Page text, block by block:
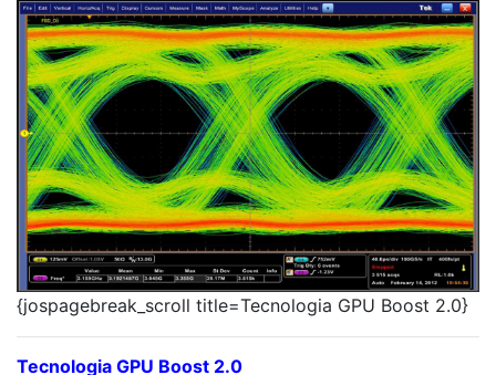
{jospagebreak_scroll title=Tecnologia GPU Boost 2.0}
Tecnologia GPU Boost 2.0